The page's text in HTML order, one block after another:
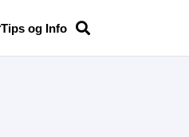
Tips og Info